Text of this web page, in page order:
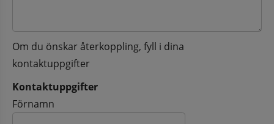
Om du önskar återkoppling, fyll i dina
kontaktuppgifter
Kontaktuppgifter
Kontaktuppgifter
Förnamn